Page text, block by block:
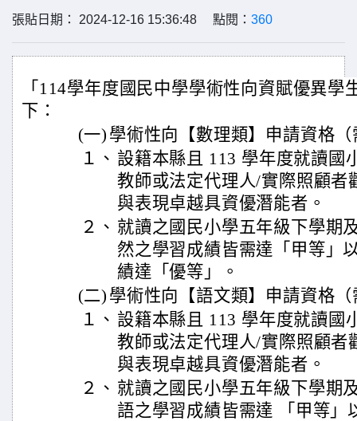
張貼日期： 2024-12-16 15:36:48 點閱： 360
「114學年度國民中學學術性向資賦優異學
下：
(一) 學術性向【數理類】申請資格
１、 設籍本縣且 113 學年度就讀國
教師或法定代理人/實際照顧者
與表現卓越具資優潛能者。
２、 就讀之國民小學五年級下學期
然之學習成績皆需達「甲等」
績達「優等」。
(二) 學術性向【語文類】申請資格
１、 設籍本縣且 113 學年度就讀國
教師或法定代理人/實際照顧者
與表現卓越具資優潛能者。
２、 就讀之國民小學五年級下學期
語之學習成績皆需達 「甲等」